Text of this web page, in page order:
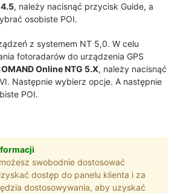
, należy nacisnąć przycisk Guide, a
osobiste POI.
z systemem NT 5,0. W celu
fotoradarów do urządzenia GPS
Online NTG 5.X, należy nacisnąć
Następnie wybierz opcje. A następnie
POI.
swobodnie dostosować
dostęp do panelu klienta i za
dostosowywania, aby uzyskać